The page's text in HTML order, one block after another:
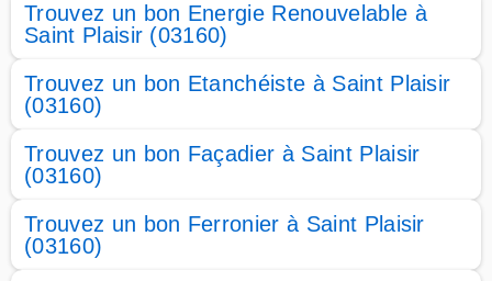
Trouvez un bon Energie Renouvelable à
Saint Plaisir (03160)
Trouvez un bon Etanchéiste à Saint Plaisir
(03160)
Trouvez un bon Façadier à Saint Plaisir
(03160)
Trouvez un bon Ferronier à Saint Plaisir
(03160)